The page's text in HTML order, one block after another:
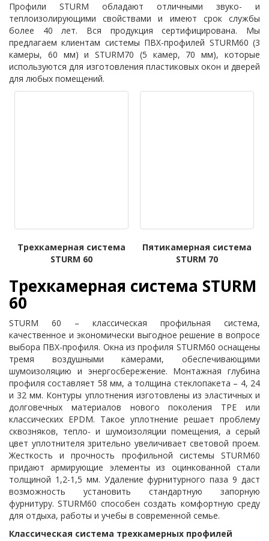
Профили STURM обладают отличными звуко- и
теплоизолирующими свойствами и имеют срок службы
более 40 лет. Вся продукция сертифицирована. Мы
предлагаем клиентам системы ПВХ-профилей STURM60 (3
камеры, 60 мм) и STURM70 (5 камер, 70 мм), которые
используются для изготовления пластиковых окон и дверей
для любых помещений.
Трехкамерная система
STURM 60
Пятикамерная система
STURM 70
Трехкамерная система STURM
60
STURM 60 – классическая профильная система,
качественное и экономически выгодное решение в вопросе
выбора ПВХ-профиля. Окна из профиля STURM60 оснащены
тремя воздушными камерами, обеспечивающими
шумоизоляцию и энергосбережение. Монтажная глубина
профиля составляет 58 мм, а толщина стеклопакета – 4, 24
и 32 мм. Контуры уплотнения изготовлены из эластичных и
долговечных материалов нового поколения ТРЕ или
классических EPDM. Такое уплотнение решает проблему
сквозняков, тепло- и шумоизоляции помещения, а серый
цвет уплотнителя зрительно увеличивает световой проем.
Жесткость и прочность профильной системы STURM60
придают армирующие элементы из оцинкованной стали
толщиной 1,2-1,5 мм. Удаление фурнитурного паза 9 даст
возможность установить стандартную запорную
фурнитуру. STURM60 способен создать комфортную среду
для отдыха, работы и учебы в современной семье.
Классическая система трехкамерных профилей